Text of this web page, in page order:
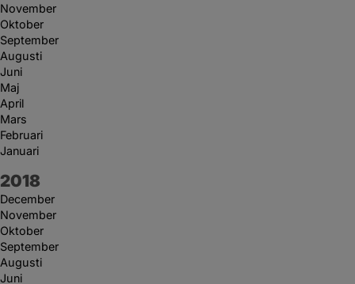
November
Oktober
September
Augusti
Juni
Maj
April
Mars
Februari
Januari
År:
2018
December
November
Oktober
September
Augusti
Juni